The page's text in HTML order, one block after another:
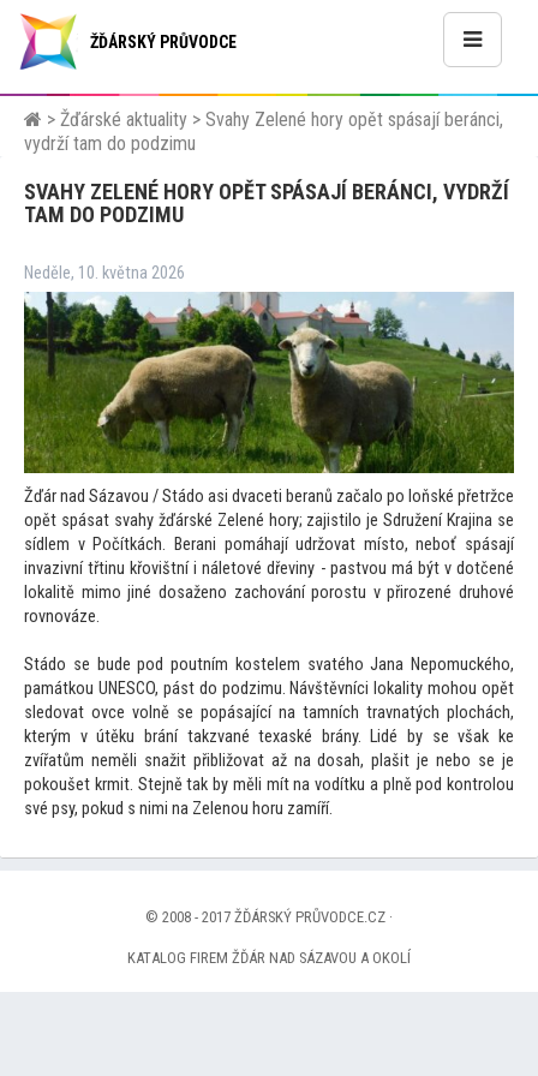
ŽĎÁRSKÝ PRŮVODCE
> Žďárské aktuality > Svahy Zelené hory opět spásají beránci,
vydrží tam do podzimu
SVAHY ZELENÉ HORY OPĚT SPÁSAJÍ BERÁNCI, VYDRŽÍ
TAM DO PODZIMU
Neděle, 10. května 2026
Žďár nad Sázavou / Stádo asi dvaceti beranů začalo po loňské přetržce
opět spásat svahy žďárské Zelené hory; zajistilo je Sdružení Krajina se
sídlem v Počítkách. Berani pomáhají udržovat místo, neboť spásají
invazivní třtinu křovištní i náletové dřeviny - pastvou má být v dotčené
lokalitě mimo jiné dosaženo zachování porostu v přirozené druhové
rovnováze.
Stádo se bude pod poutním kostelem svatého Jana Nepomuckého,
památkou UNESCO, pást do podzimu. Návštěvníci lokality mohou opět
sledovat ovce volně se popásající na tamních travnatých plochách,
kterým v útěku brání takzvané texaské brány. Lidé by se však ke
zvířatům neměli snažit přibližovat až na dosah, plašit je nebo se je
pokoušet krmit. Stejně tak by měli mít na vodítku a plně pod kontrolou
své psy, pokud s nimi na Zelenou horu zamíří.
© 2008 - 2017 ŽĎÁRSKÝ PRŮVODCE.CZ ·
KATALOG FIREM ŽĎÁR NAD SÁZAVOU A OKOLÍ